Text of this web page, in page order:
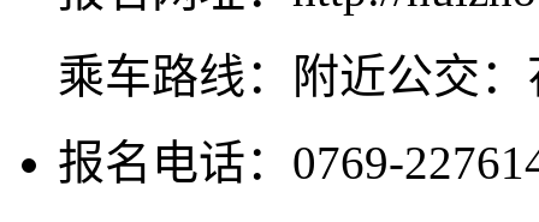
乘车路线：附近公交
报名电话：0769-